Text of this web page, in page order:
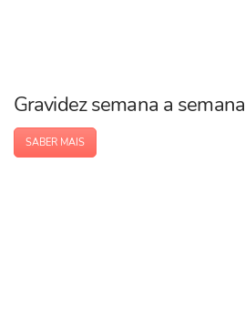
Gravidez semana a semana
SABER MAIS